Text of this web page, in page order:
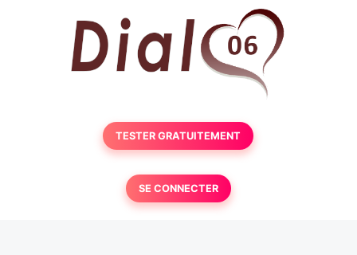
TESTER GRATUITEMENT
SE CONNECTER